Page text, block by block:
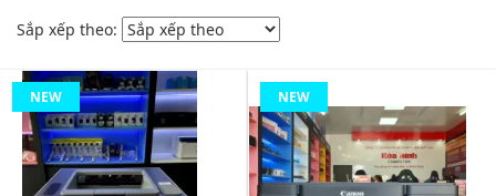
Sắp xếp theo:
NEW NEW